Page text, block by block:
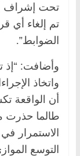
تحت إشراف
تم إلغاء أي
الضوابط”.
وأضافت: “إذ
واتخاذ
أن الواقعة
طالما حذرت
الاستمرار
التوسع